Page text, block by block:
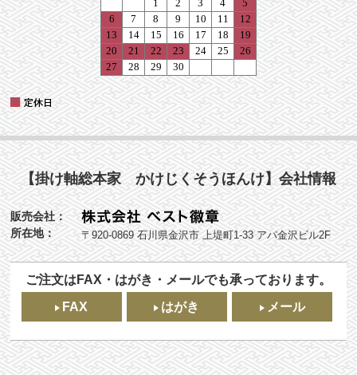
【掛け軸総本家 かけじくそうほんけ】会社情報
販売会社：
所在地：
〒920-0869 石川県金沢市 上堤町1-33 アパ金沢ビル2F
ご注文はFAX・はがき・メールでも承っております。
FAX
はがき メール